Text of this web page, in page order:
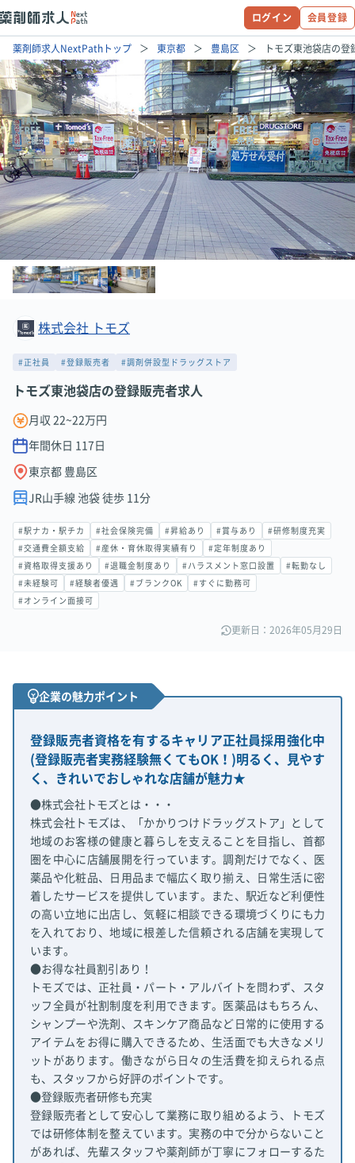
ログイン 会員登録
薬剤師求人NextPathトップ 東京都 豊島区 トモズ東池袋店の登
株式会社 トモズ
#正社員 #登録販売者 #調剤併設型ドラッグストア
トモズ東池袋店の登録販売者求人
月収 22~22万円
年間休日 117 日
東京都 豊島区
JR山手線 池袋 徒歩 11分
#駅ナカ・駅チカ #社会保険完備 #昇給あり #賞与あり #研修制度充実
#交通費全額支給 #産休・育休取得実績有り #定年制度あり
#資格取得支援あり #退職金制度あり #ハラスメント窓口設置 #転勤なし
#未経験可 #経験者優遇 #ブランクOK #すぐに勤務可
#オンライン面接可
更新日：2026年05月29日
企業の魅力ポイント
登録販売者資格を有するキャリア正社員採用強化中
(登録販売者実務経験無くてもOK！)明るく、見やす
く、きれいでおしゃれな店舗が魅力★
●株式会社トモズとは・・・
株式会社トモズは、「かかりつけドラッグストア」として
地域のお客様の健康と暮らしを支えることを目指し、首都
圏を中心に店舗展開を行っています。調剤だけでなく、医
薬品や化粧品、日用品まで幅広く取り揃え、日常生活に密
着したサービスを提供しています。また、駅近など利便性
の高い立地に出店し、気軽に相談できる環境づくりにも力
を入れており、地域に根差した信頼される店舗を実現して
います。
●お得な社員割引あり！
トモズでは、正社員・パート・アルバイトを問わず、スタ
ッフ全員が社割制度を利用できます。医薬品はもちろん、
シャンプーや洗剤、スキンケア商品など日常的に使用する
アイテムをお得に購入できるため、生活面でも大きなメリ
ットがあります。働きながら日々の生活費を抑えられる点
も、スタッフから好評のポイントです。
●登録販売者研修も充実
登録販売者として安心して業務に取り組めるよう、トモズ
では研修体制を整えています。実務の中で分からないこと
があれば、先輩スタッフや薬剤師が丁寧にフォローするた